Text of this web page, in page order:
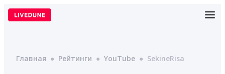
Перейти
Главная ● Рейтинги ● YouTube ● SekineRisa